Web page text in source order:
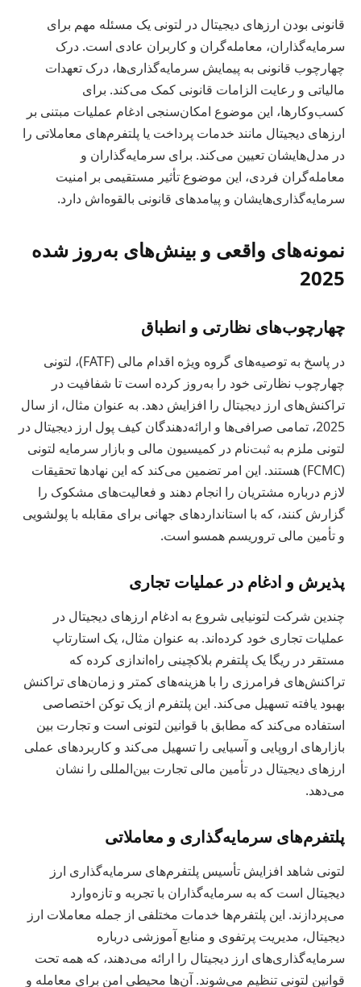
قانونی بودن ارزهای دیجیتال در لتونی یک مسئله مهم برای
سرمایه‌گذاران، معامله‌گران و کاربران عادی است. درک
چهارچوب قانونی به پیمایش سرمایه‌گذاری‌ها، درک تعهدات
مالیاتی و رعایت الزامات قانونی کمک می‌کند. برای
کسب‌وکارها، این موضوع امکان‌سنجی ادغام عملیات مبتنی بر
ارزهای دیجیتال مانند خدمات پرداخت یا پلتفرم‌های معاملاتی را
در مدل‌هایشان تعیین می‌کند. برای سرمایه‌گذاران و
معامله‌گران فردی، این موضوع تأثیر مستقیمی بر امنیت
سرمایه‌گذاری‌هایشان و پیامدهای قانونی بالقوه‌اش دارد.
نمونه‌های واقعی و بینش‌های به‌روز شده
2025
چهارچوب‌های نظارتی و انطباق
در پاسخ به توصیه‌های گروه ویژه اقدام مالی (FATF)، لتونی
چهارچوب نظارتی خود را به‌روز کرده است تا شفافیت در
تراکنش‌های ارز دیجیتال را افزایش دهد. به عنوان مثال، از سال
2025، تمامی صرافی‌ها و ارائه‌دهندگان کیف پول ارز دیجیتال در
لتونی ملزم به ثبت‌نام در کمیسیون مالی و بازار سرمایه لتونی
(FCMC) هستند. این امر تضمین می‌کند که این نهادها تحقیقات
لازم درباره مشتریان را انجام دهند و فعالیت‌های مشکوک را
گزارش کنند، که با استانداردهای جهانی برای مقابله با پولشویی
و تأمین مالی تروریسم همسو است.
پذیرش و ادغام در عملیات تجاری
چندین شرکت لتونیایی شروع به ادغام ارزهای دیجیتال در
عملیات تجاری خود کرده‌اند. به عنوان مثال، یک استارتاپ
مستقر در ريگا یک پلتفرم بلاکچینی راه‌اندازی کرده که
تراکنش‌های فرامرزی را با هزینه‌های کمتر و زمان‌های تراکنش
بهبود یافته تسهیل می‌کند. این پلتفرم از یک توکن اختصاصی
استفاده می‌کند که مطابق با قوانین لتونی است و تجارت بین
بازارهای اروپایی و آسیایی را تسهیل می‌کند و کاربردهای عملی
ارزهای دیجیتال در تأمین مالی تجارت بین‌المللی را نشان
می‌دهد.
پلتفرم‌های سرمایه‌گذاری و معاملاتی
لتونی شاهد افزایش تأسیس پلتفرم‌های سرمایه‌گذاری ارز
دیجیتال است که به سرمایه‌گذاران با تجربه و تازه‌وارد
می‌پردازند. این پلتفرم‌ها خدمات مختلفی از جمله معاملات ارز
دیجیتال، مدیریت پرتفوی و منابع آموزشی درباره
سرمایه‌گذاری‌های ارز دیجیتال را ارائه می‌دهند، که همه تحت
قوانین لتونی تنظیم می‌شوند. آن‌ها محیطی امن برای معامله و